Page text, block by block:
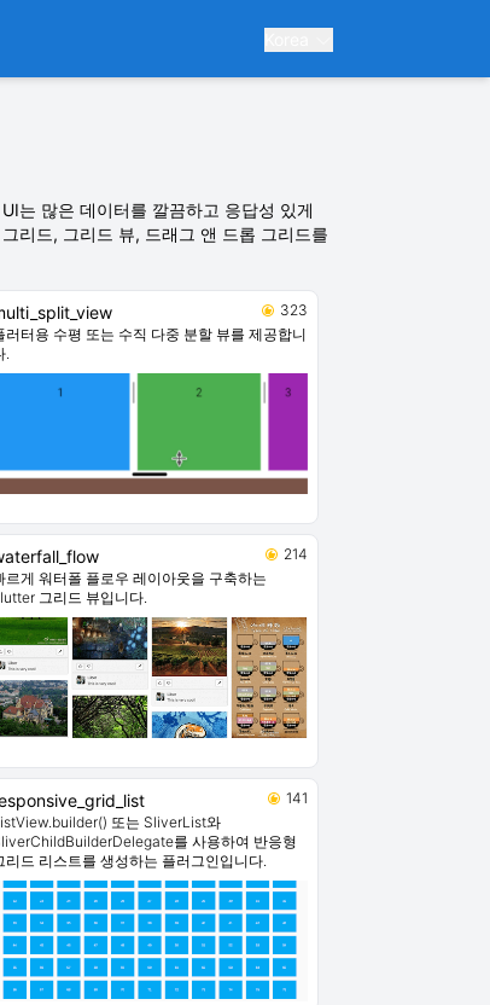
는 많은 데이터를 깔끔하고 응답성 있게
리드, 그리드 뷰, 드래그 앤 드롭 그리드를
323
러터용 수평 또는 수직 다중 분할 뷰를 제공합니
.
214
르게 워터폴 플로우 레이아웃을 구축하는
그리드 뷰입니다.
141
또는 SliverList와
를 사용하여 반응형
리드 리스트를 생성하는 플러그인입니다.